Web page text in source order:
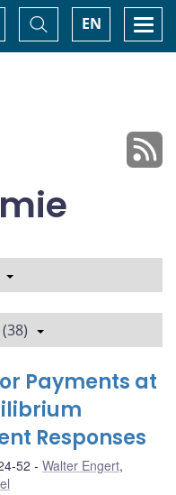
EN
Basculer
la
recherche
Payments at
Responses
52 Walter Engert,